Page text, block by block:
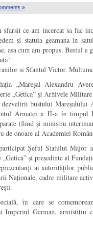
»
sfarsit ce am incercat sa fac
si statuia geamana in
asa cum am propus. Bustul e
si Sfantul Victor.
„MareșalAlexandru
„Getica” și Arhivele Militare
bustului Mareșalului
Armatei a II-a în
(fiind și ministru
de onoare al Academiei
Șeful Statului Major
și președinte al
ai autorităţilor
Naționale, cadre militare
în care se
German, armistițiu